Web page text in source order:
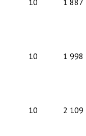
10 1 998
10 2 109